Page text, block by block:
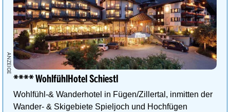
**** WohlfühlHotel Schiestl
Wohlfühl-& Wanderhotel in Fügen/Zillertal, inmitten der
Wander- & Skigebiete Spieljoch und Hochfügen